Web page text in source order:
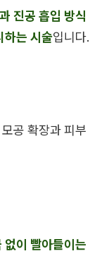
진공 흡입 방식
하는 시술입니다.
공 확장과 피부
없이 빨아들이는